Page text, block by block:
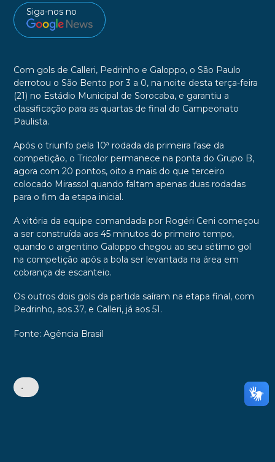
Siga-nos no
Com gols de Calleri, Pedrinho e Galoppo, o São Paulo
derrotou o São Bento por 3 a 0, na noite desta terça-feira
(21) no Estádio Municipal de Sorocaba, e garantiu a
classificação para as quartas de final do Campeonato
Paulista.
Após o triunfo pela 10ª rodada da primeira fase da
competição, o Tricolor permanece na ponta do Grupo B,
agora com 20 pontos, oito a mais do que terceiro
colocado Mirassol quando faltam apenas duas rodadas
para o fim da etapa inicial.
A vitória da equipe comandada por Rogéri Ceni começou
a ser construída aos 45 minutos do primeiro tempo,
quando o argentino Galoppo chegou ao seu sétimo gol
na competição após a bola ser levantada na área em
cobrança de escanteio.
Os outros dois gols da partida saíram na etapa final, com
Pedrinho, aos 37, e Calleri, já aos 51.
Fonte: Agência Brasil
•